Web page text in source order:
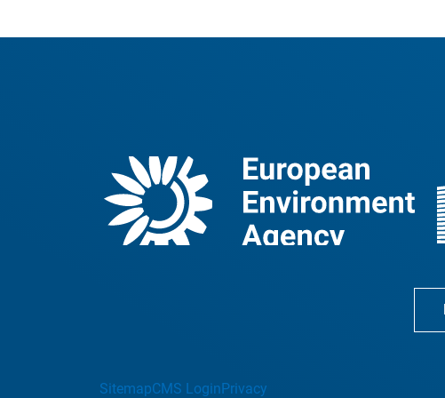
SitemapCMS Login Privacy